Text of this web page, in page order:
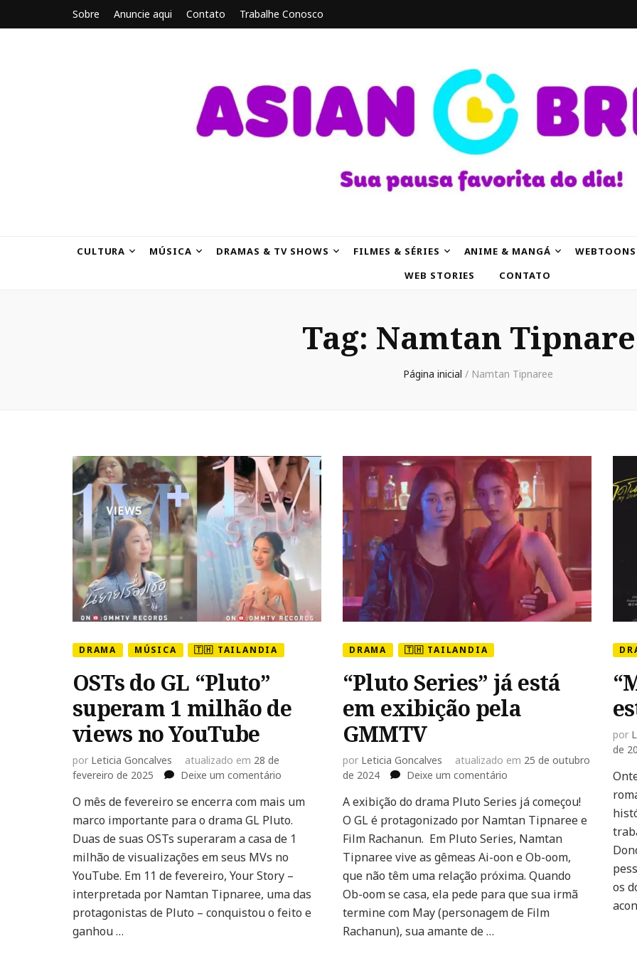
Sobre Anuncie aqui Contato Trabalhe Conosco
CULTURA MÚSICA DRAMAS & TV SHOWS FILMES & SÉRIES ANIME & MANGÁ
WEBTOONS
WEB STORIES
CONTATO
Tag: Namtan
Página inicial / Namtan Tipnaree
DRAMA MÚSICA 🇹🇭 TAILANDIA
OSTs do GL “Pluto”
superam 1 milhão de
views no YouTube
por Leticia Goncalves atualizado em 28 de
fevereiro de 2025
Deixe um comentário
do
GL
“Pluto”
1
milhão
de
views
O mês de fevereiro se encerra com mais um
marco importante para o drama GL Pluto.
Duas de suas OSTs superaram a casa de 1
milhão de visualizações em seus MVs no
YouTube. Em 11 de fevereiro, Your Story –
interpretada por Namtan Tipnaree, uma das
protagonistas de Pluto – conquistou o feito e
ganhou …
DRAMA 🇹🇭 TAILANDIA
“Pluto Series” já está
em exibição pela
GMMTV
por Leticia Goncalves atualizado em 25 de outubro
de 2024
Deixe um comentárioem
Series”
já
está
em
exibição
pela
GMMTV
A exibição do drama Pluto Series já começou!
O GL é protagonizado por Namtan Tipnaree e
Film Rachanun. Em Pluto Series, Namtan
Tipnaree vive as gêmeas Ai-oon e Ob-oom,
que não têm uma relação próxima. Quando
Ob-oom se casa, ela pede para que sua irmã
termine com May (personagem de Film
Rachanun), sua amante de …
por
de
os